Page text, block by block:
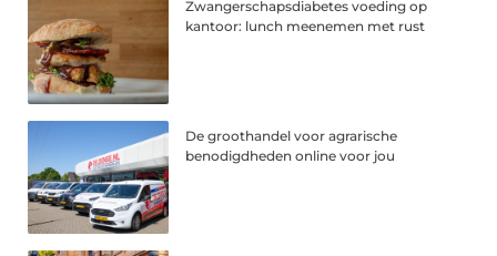
Zwangerschapsdiabetes voeding op
kantoor: lunch meenemen met rust
De groothandel voor agrarische
benodigdheden online voor jou